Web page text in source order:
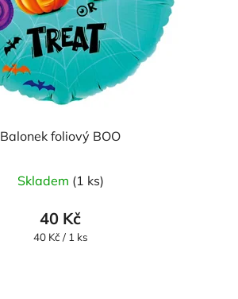
Balonek foliový BOO
Skladem (1 ks)
40 Kč
Měrná
40 Kč / 1 ks